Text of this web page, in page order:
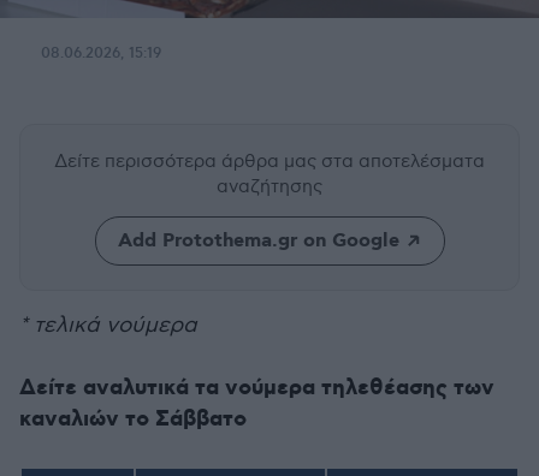
08.06.2026, 15:19
Δείτε περισσότερα άρθρα μας στα αποτελέσματα
αναζήτησης
Add Protothema.gr on Google
* τελικά νούμερα
Δείτε αναλυτικά τα νούμερα τηλεθέασης των
καναλιών το Σάββατο